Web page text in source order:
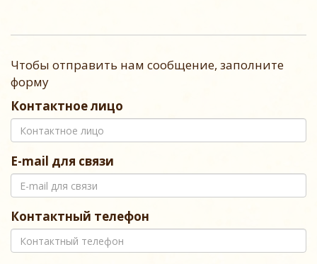
Чтобы отправить нам сообщение, заполните
форму
Контактное лицо
E-mail для связи
Контактный телефон